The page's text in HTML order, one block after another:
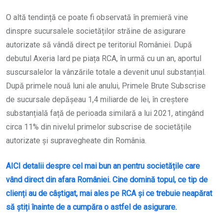
O altă tendință ce poate fi observată în premieră vine
dinspre sucursalele societăților străine de asigurare
autorizate să vândă direct pe teritoriul României. După
debutul Axeria Iard pe piața RCA, în urmă cu un an, aportul
suscursalelor la vânzările totale a devenit unul substanțial.
După primele nouă luni ale anului, Primele Brute Subscrise
de sucursale depășeau 1,4 miliarde de lei, în creștere
substanțială față de perioada similară a lui 2021, atingând
circa 11% din nivelul primelor subscrise de societățile
autorizate și supravegheate din România.
AICI detalii despre cel mai bun an pentru societățile care
vând direct din afara României. Cine domină topul, ce tip de
clienți au de câștigat, mai ales pe RCA și ce trebuie neapărat
să știți înainte de a cumpăra o astfel de asigurare.